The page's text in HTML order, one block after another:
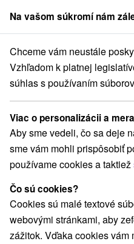
člen skupinySorger
Nitriansky kraj Komárno
Podunajské
Domovská stránka
+421 35 7731 476
Facebook
Google recenzie
Palatínova 13
GPS:
Na vašom súkromí nám
Chceme vám neustále
Vzhľadom k platnej
súhlas s používaním
Viac o personalizácii a
Aby sme vedeli, čo sa deje
sme vám mohli prispôsobiť
používame cookies a taktiež
Čo sú cookies?
Cookies sú malé textové
webovými stránkami, aby
zážitok. Vďaka cookies vám